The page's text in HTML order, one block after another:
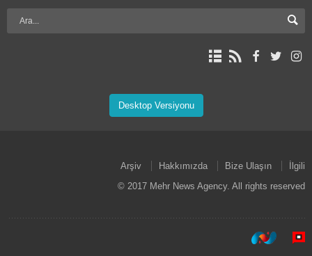
Desktop Versiyonu
Arşiv Hakkımızda Bize Ulaşın
İlgili
© 2017 Mehr News Agency. All rights reserved